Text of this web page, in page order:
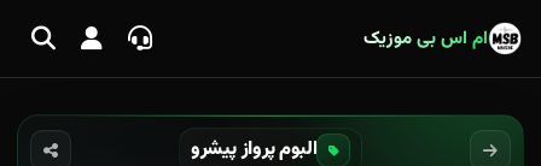
ام اس بی موزیک
البوم پرواز پیشرو